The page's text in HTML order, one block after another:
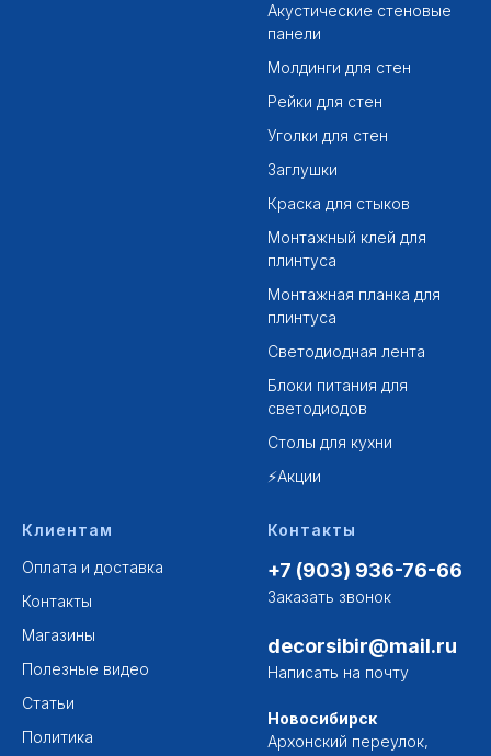
Акустические стеновые
панели
Молдинги для стен
Рейки для стен
Уголки для стен
Заглушки
Краска для стыков
Монтажный клей для
плинтуса
Монтажная планка для
плинтуса
Светодиодная лента
Блоки питания для
светодиодов
Столы для кухни
⚡Акции
Клиентам
Оплата и доставка
Контакты
Магазины
Полезные видео
Статьи
Политика
Контакты
+7 (903) 936-76-66
Заказать звонок
decorsibir@mail.ru
Написать на почту
Новосибирск
Архонский переулок,